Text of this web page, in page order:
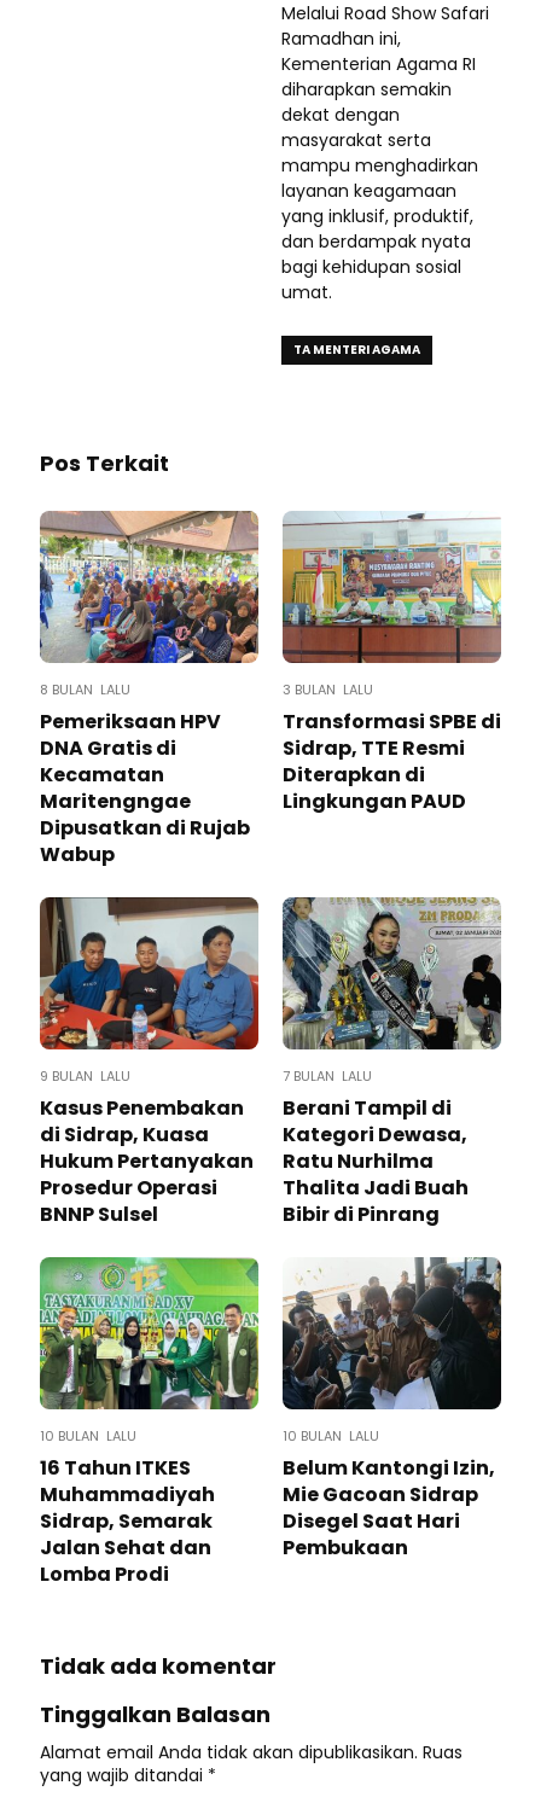
Melalui Road Show Safari
Ramadhan ini,
Kementerian Agama RI
diharapkan semakin
dekat dengan
masyarakat serta
mampu menghadirkan
layanan keagamaan
yang inklusif, produktif,
dan berdampak nyata
bagi kehidupan sosial
umat.
TA MENTERI AGAMA
Pos Terkait
8 BULAN LALU
Pemeriksaan HPV
DNA Gratis di
Kecamatan
Maritengngae
Dipusatkan di Rujab
Wabup
3 BULAN LALU
Transformasi SPBE di
Sidrap, TTE Resmi
Diterapkan di
Lingkungan PAUD
9 BULAN LALU
Kasus Penembakan
di Sidrap, Kuasa
Hukum Pertanyakan
Prosedur Operasi
BNNP Sulsel
7 BULAN LALU
Berani Tampil di
Kategori Dewasa,
Ratu Nurhilma
Thalita Jadi Buah
Bibir di Pinrang
10 BULAN LALU
16 Tahun ITKES
Muhammadiyah
Sidrap, Semarak
Jalan Sehat dan
Lomba Prodi
10 BULAN LALU
Belum Kantongi Izin,
Mie Gacoan Sidrap
Disegel Saat Hari
Pembukaan
Tidak ada komentar
Tinggalkan Balasan
Alamat email Anda tidak akan dipublikasikan. Ruas
yang wajib ditandai *